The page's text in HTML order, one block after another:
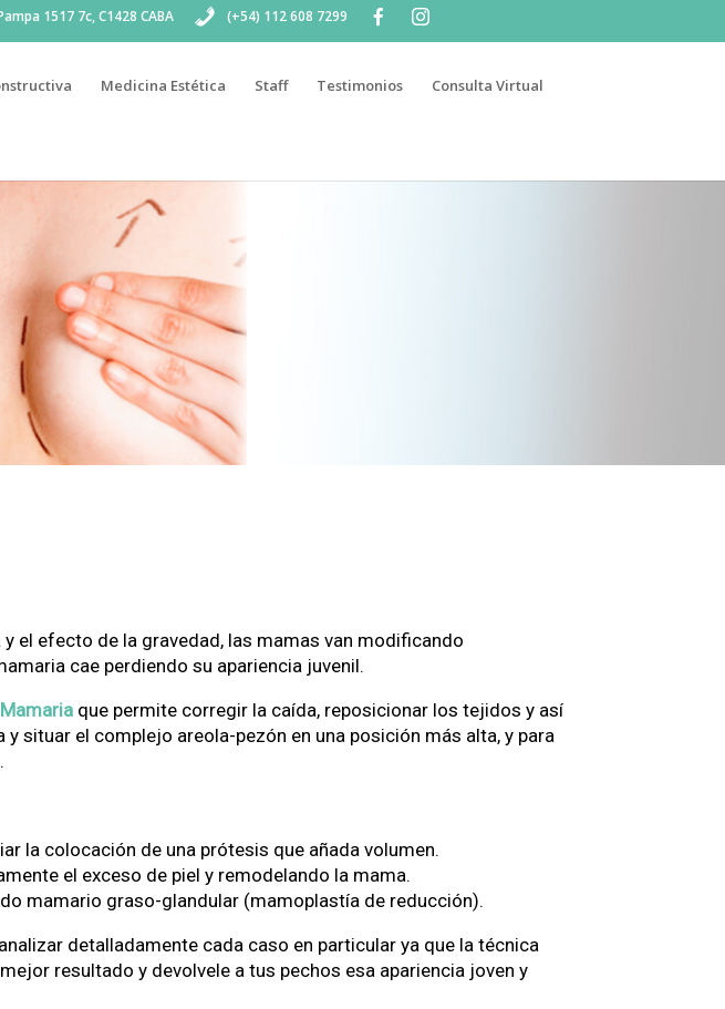
1517 7c, C1428 CABA (+54) 112 608 7299
Medicina Estética Staff Testimonios Consulta Virtual
el efecto de la gravedad, las mamas van modificando
cae perdiendo su apariencia juvenil.
que permite corregir la caída, reposicionar los tejidos y así
situar el complejo areola-pezón en una posición más alta, y para
la colocación de una prótesis que añada volumen.
el exceso de piel y remodelando la mama.
mamario graso-glandular (mamoplastía de reducción).
detalladamente cada caso en particular ya que la técnica
resultado y devolvele a tus pechos esa apariencia joven y